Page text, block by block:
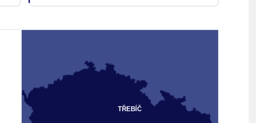
TŘEBÍČ